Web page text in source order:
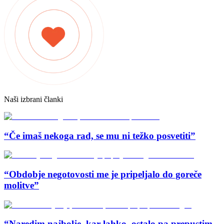
Naši izbrani članki
“Če imaš nekoga rad, se mu ni težko posvetiti”
“Obdobje negotovosti me je pripeljalo do goreče
molitve”